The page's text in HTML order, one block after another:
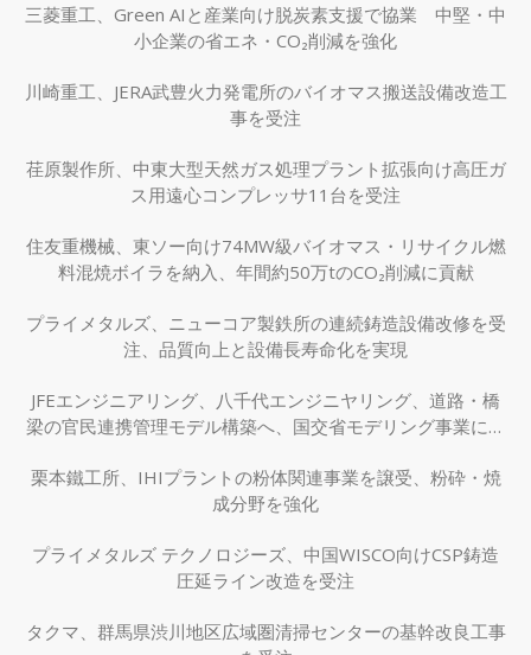
三菱重工、Green AIと産業向け脱炭素支援で協業 中堅・中
小企業の省エネ・CO₂削減を強化
川崎重工、JERA武豊火力発電所のバイオマス搬送設備改造工
事を受注
荏原製作所、中東大型天然ガス処理プラント拡張向け高圧ガ
ス用遠心コンプレッサ11台を受注
住友重機械、東ソー向け74MW級バイオマス・リサイクル燃
料混焼ボイラを納入、年間約50万tのCO₂削減に貢献
プライメタルズ、ニューコア製鉄所の連続鋳造設備改修を受
注、品質向上と設備長寿命化を実現
JFEエンジニアリング、八千代エンジニヤリング、道路・橋
梁の官民連携管理モデル構築へ、国交省モデリング事業に採
栗本鐵工所、IHIプラントの粉体関連事業を譲受、粉砕・焼
成分野を強化
プライメタルズ テクノロジーズ、中国WISCO向けCSP鋳造
圧延ライン改造を受注
タクマ、群馬県渋川地区広域圏清掃センターの基幹改良工事